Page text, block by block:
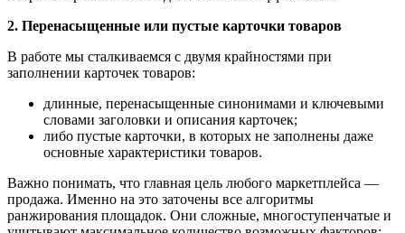
2. Перенасыщенные или пустые карточки товаров
В работе мы сталкиваемся с двумя крайностями при
заполнении карточек товаров:
длинные, перенасыщенные синонимами и ключевыми
словами заголовки и описания карточек;
либо пустые карточки, в которых не заполнены даже
основные характеристики товаров.
Важно понимать, что главная цель любого маркетплейса —
продажа. Именно на это заточены все алгоритмы
ранжирования площадок. Они сложные, многоступенчатые и